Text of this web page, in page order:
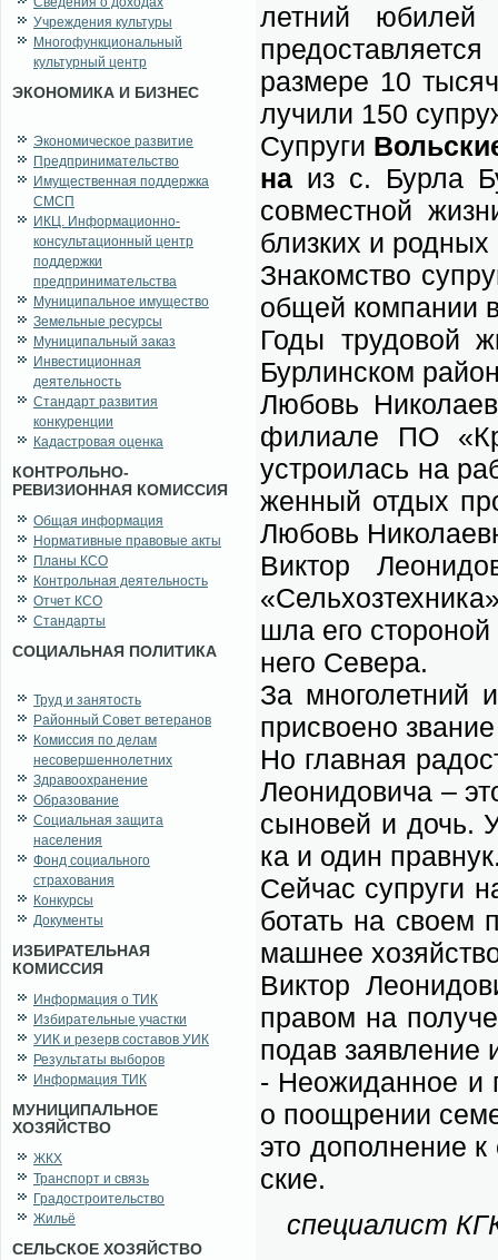
Учреждения культуры
Многофункциональный
культурный центр
ЭКОНОМИКА И БИЗНЕС
Экономическое развитие
Предпринимательство
Имущественная поддержка
СМСП
ИКЦ. Информационно-
консультационный центр
поддержки
предпринимательства
Муниципальное имущество
Земельные ресурсы
Муниципальный заказ
Инвестиционная
деятельность
Стандарт развития
конкуренции
Кадастровая оценка
КОНТРОЛЬНО-
РЕВИЗИОННАЯ КОМИССИЯ
Общая информация
Нормативные правовые акты
Планы КСО
Контрольная деятельность
Отчет КСО
Стандарты
СОЦИАЛЬНАЯ ПОЛИТИКА
Труд и занятость
Районный Совет ветеранов
Комиссия по делам
несовершеннолетних
Здравоохранение
Образование
Социальная защита
населения
Фонд социального
страхования
Конкурсы
Документы
ИЗБИРАТЕЛЬНАЯ
КОМИССИЯ
Информация о ТИК
Избирательные участки
УИК и резерв составов УИК
Результаты выборов
Информация ТИК
МУНИЦИПАЛЬНОЕ
ХОЗЯЙСТВО
ЖКХ
Транспорт и связь
Градостроительство
Жильё
СЕЛЬСКОЕ ХОЗЯЙСТВО
лет­ний юби­лей
раз­ме­ре 10
лу­чи­ли 150
Су­пру­ги
на из с. Бур­ла
сов­мест­ной
близ­ких и
Зна­ком­ство
об­щей ком­па­нии
Го­ды тру­до­вой
Бур­лин­ском
Лю­бовь
фили­а­ле ПО
устро­и­лась на
жен­ный от­дых
Лю­бовь
Вик­тор
шла его
не­го Се­ве­ра.
За мно­го­лет­ний
при­сво­е­но
Но глав­ная
Лео­ни­до­ви­ча –
сы­но­вей и дочь.
ка и один
Сей­час су­пру­ги
бо­тать на сво­ем
маш­нее
Вик­тор
пра­вом на
по­дав за­яв­ле­ние
- Не­ожи­дан­ное и
о по­ощ­ре­нии
это до­пол­не­ние
ские.
спе­ци­а­лист